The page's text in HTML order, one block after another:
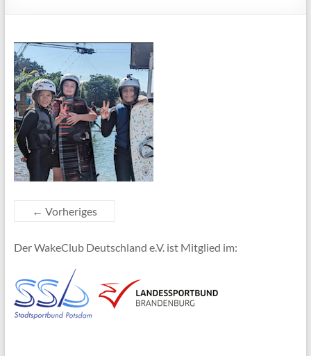
← Vorheriges
Der WakeClub Deutschland e.V. ist Mitglied im: